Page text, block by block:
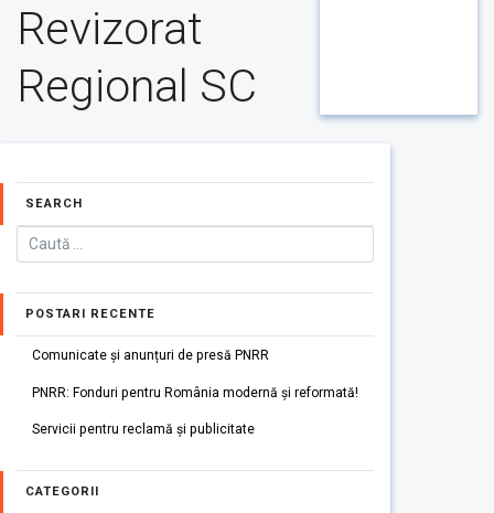
Revizorat
Regional SC
SEARCH
POSTARI RECENTE
Comunicate și anunțuri de presă PNRR
PNRR: Fonduri pentru România modernă și reformată!
Servicii pentru reclamă și publicitate
CATEGORII